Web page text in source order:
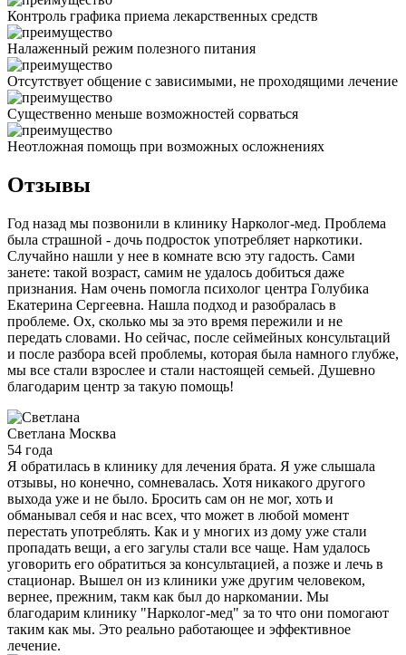
Контроль графика приема лекарственных средств
Налаженный режим полезного питания
Отсутствует общение с зависимыми, не проходящими лечение
Существенно меньше возможностей сорваться
Неотложная помощь при возможных осложнениях
Отзывы
Год назад мы позвонили в клинику Нарколог-мед. Проблема
была страшной - дочь подросток употребляет наркотики.
Случайно нашли у нее в комнате всю эту гадость. Сами
занете: такой возраст, самим не удалось добиться даже
признания. Нам очень помогла психолог центра Голубика
Екатерина Сергеевна. Нашла подход и разобралась в
проблеме. Ох, сколько мы за это время пережили и не
передать словами. Но сейчас, после сеймейных консультаций
и после разбора всей проблемы, которая была намного глубже,
мы все стали взрослее и стали настоящей семьей. Душевно
благодарим центр за такую помощь!
Светлана Москва
54 года
Я обратилась в клинику для лечения брата. Я уже слышала
отзывы, но конечно, сомневалась. Хотя никакого другого
выхода уже и не было. Бросить сам он не мог, хоть и
обманывал себя и нас всех, что может в любой момент
перестать употреблять. Как и у многих из дому уже стали
пропадать вещи, а его загулы стали все чаще. Нам удалось
уговорить его обратиться за консультацией, а позже и лечь в
стационар. Вышел он из клиники уже другим человеком,
вернее, прежним, такм как был до наркомании. Мы
благодарим клинику "Нарколог-мед" за то что они помогают
таким как мы. Это реально работающее и эффективное
лечение.